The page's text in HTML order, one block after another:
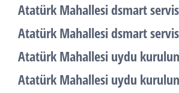
Atatürk Mahallesi dsmart
Atatürk Mahallesi dsmart
Atatürk Mahallesi uydu
Atatürk Mahallesi uydu